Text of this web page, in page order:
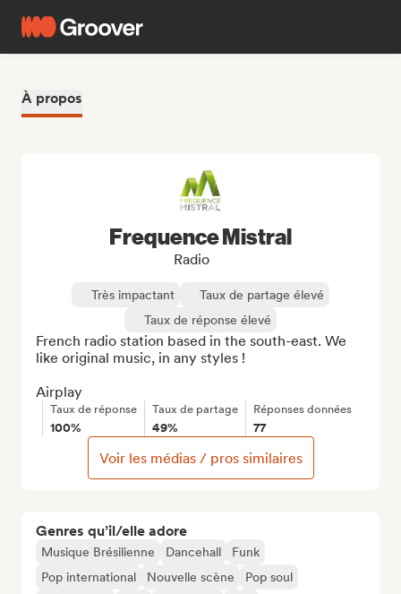
À propos
Genres qu’il/elle adore
Musique Brésilienne Dancehall
Funk
Pop international
Nouvelle scène
Pop soul
Frequence Mistral
Radio
Très impactant
Taux de partage élevé
Taux de réponse élevé
French radio station based in the south-east. We
like original music, in any styles !
Airplay
Taux de réponse
100%
Taux de partage
49%
Réponses données
77
Voir les médias / pros similaires